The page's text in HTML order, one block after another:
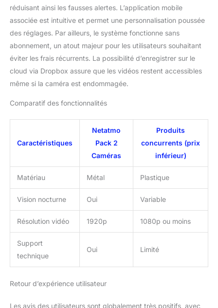
CONTINUE : Accédez
aux images HD en
streaming ou en direct
de votre caméra 7j7,
grace à la vision
nocturne
COMPATIBILITÉ :
Amazon Alexa, Apple
Assistant
réduisant ainsi les fausses alertes. L’application mobile
associée est intuitive et permet une personnalisation poussée
des réglages. Par ailleurs, le système fonctionne sans
abonnement, un atout majeur pour les utilisateurs souhaitant
éviter les frais récurrents. La possibilité d’enregistrer sur le
cloud via Dropbox assure que les vidéos restent accessibles
même si la caméra est endommagée.
Comparatif des fonctionnalités
Caractéristiques
Netatmo
Pack 2
Caméras
Produits
concurrents (prix
inférieur)
Matériau Métal Plastique
Vision nocturne Oui Variable
Résolution vidéo 1920p 1080p ou moins
Support
technique
Oui Limité
Retour d’expérience utilisateur
Les avis des utilisateurs sont globalement très positifs, avec